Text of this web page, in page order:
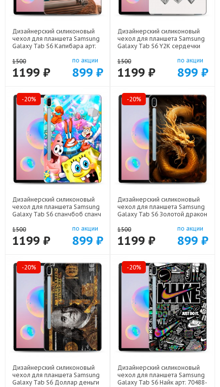
Дизайнерский силиконовый
чехол для планшета Samsung
Galaxy Tab S6 Капибара арт:
1500
1199 ₽
по акции
899 ₽
Дизайнерский силиконовый
чехол для планшета Samsung
Galaxy Tab S6 Y2K сердечки
1500
1199 ₽
по акции
899 ₽
-20%
Дизайнерский силиконовый
чехол для планшета Samsung
Galaxy Tab S6 спанчбоб спанч
1500
1199 ₽
по акции
899 ₽
-20%
Дизайнерский силиконовый
чехол для планшета Samsung
Galaxy Tab S6 Золотой дракон
1500
1199 ₽
по акции
899 ₽
-20%
Дизайнерский силиконовый
чехол для планшета Samsung
Galaxy Tab S6 Доллар деньги
-20%
Дизайнерский силиконовый
чехол для планшета Samsung
Galaxy Tab S6 Найк арт: 70488-